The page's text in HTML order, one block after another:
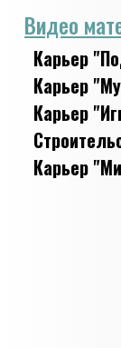
Видео
Карьер
Карьер
Карьер
Карьер